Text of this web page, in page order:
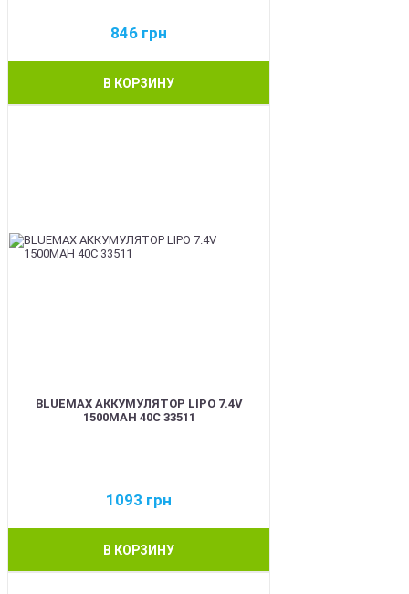
846 грн
В КОРЗИНУ
BLUEMAX АККУМУЛЯТОР LIPO 7.4V
1500MAH 40C 33511
1093 грн
В КОРЗИНУ